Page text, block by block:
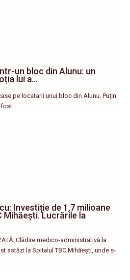
un bloc din Alunu: un
lui a…
pe locatarii unui bloc din Alunu. Puțin
fost…
Investiție de 1,7 milioane
Mihăești. Lucrările la
Clădire medico-administrativă la
astăzi la Spitalul TBC Mihăești, unde s-